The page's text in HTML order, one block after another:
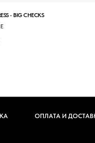
- BIG CHECKS
ОПЛАТА И